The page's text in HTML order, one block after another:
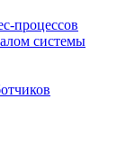
процессов
системы